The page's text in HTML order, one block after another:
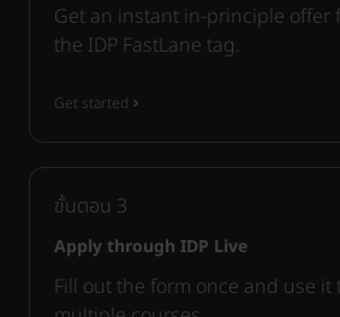
Get an instant in-principle offer
the IDP FastLane tag.
Get started
ขั้นตอน 3
Apply through IDP Live
Fill out the form once and use it